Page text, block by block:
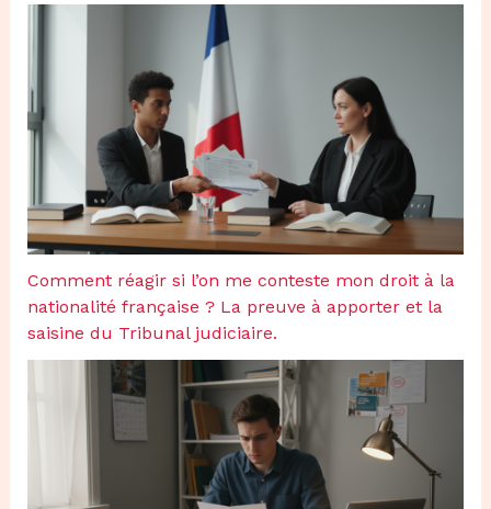
Comment réagir si l’on me conteste mon droit à la
nationalité française ? La preuve à apporter et la
saisine du Tribunal judiciaire.